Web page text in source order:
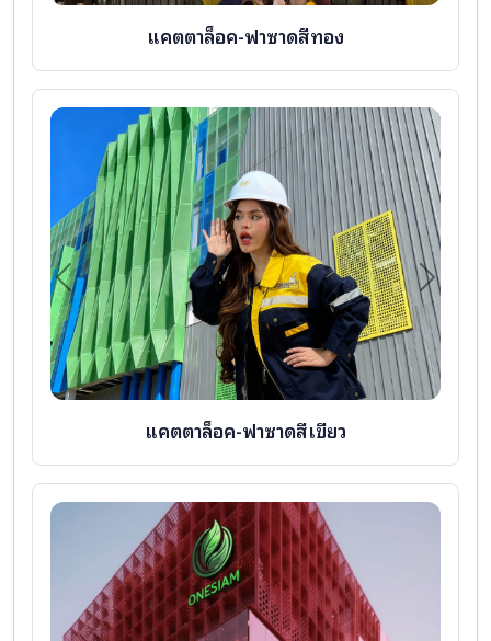
แคตตาล็อค-ฟาซาดสีทอง
แคตตาล็อค-ฟาซาดสีเขียว
Previous Next